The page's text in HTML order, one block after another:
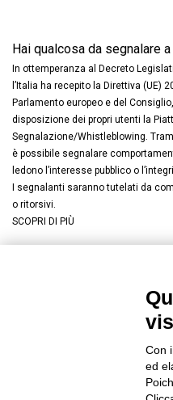
Hai qualcosa da segnalare a
In ottemperanza al Decreto
l’Italia ha recepito la Direttiva (UE)
Parlamento europeo e del
disposizione dei propri utenti la
Segnalazione/Whistleblowing.
è possibile segnalare
ledono l’interesse pubblico o
I segnalanti saranno tutelati da
o ritorsivi.
SCOPRI DI PIÙ
Con
ed